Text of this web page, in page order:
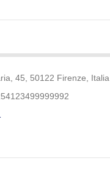
45, 50122 Firenze, Italia